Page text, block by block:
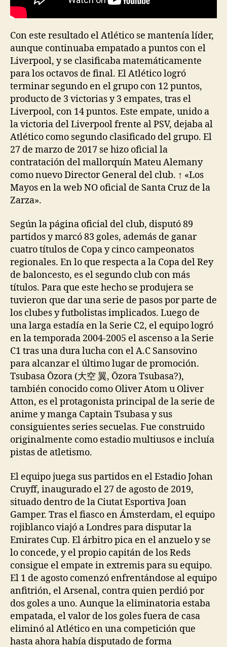
Con este resultado el Atlético se mantenía líder,
aunque continuaba empatado a puntos con el
Liverpool, y se clasificaba matemáticamente
para los octavos de final. El Atlético logró
terminar segundo en el grupo con 12 puntos,
producto de 3 victorias y 3 empates, tras el
Liverpool, con 14 puntos. Este empate, unido a
la victoria del Liverpool frente al PSV, dejaba al
Atlético como segundo clasificado del grupo. El
27 de marzo de 2017 se hizo oficial la
contratación del mallorquín Mateu Alemany
como nuevo Director General del club. ↑ «Los
Mayos en la web NO oficial de Santa Cruz de la
Zarza».
Según la página oficial del club, disputó 89
partidos y marcó 83 goles, además de ganar
cuatro títulos de Copa y cinco campeonatos
regionales. En lo que respecta a la Copa del Rey
de baloncesto, es el segundo club con más
títulos. Para que este hecho se produjera se
tuvieron que dar una serie de pasos por parte de
los clubes y futbolistas implicados. Luego de
una larga estadía en la Serie C2, el equipo logró
en la temporada 2004-2005 el ascenso a la Serie
C1 tras una dura lucha con el A.C Sansovino
para alcanzar el último lugar de promoción.
Tsubasa Ōzora (大空 翼, Ōzora Tsubasa?),
también conocido como Oliver Atom u Oliver
Atton, es el protagonista principal de la serie de
anime y manga Captain Tsubasa y sus
consiguientes series secuelas. Fue construido
originalmente como estadio multiusos e incluía
pistas de atletismo.
El equipo juega sus partidos en el Estadio Johan
Cruyff, inaugurado el 27 de agosto de 2019,
situado dentro de la Ciutat Esportiva Joan
Gamper. Tras el fiasco en Ámsterdam, el equipo
rojiblanco viajó a Londres para disputar la
Emirates Cup. El árbitro pica en el anzuelo y se
lo concede, y el propio capitán de los Reds
consigue el empate in extremis para su equipo.
El 1 de agosto comenzó enfrentándose al equipo
anfitrión, el Arsenal, contra quien perdió por
dos goles a uno. Aunque la eliminatoria estaba
empatada, el valor de los goles fuera de casa
eliminó al Atlético en una competición que
hasta ahora había disputado de forma